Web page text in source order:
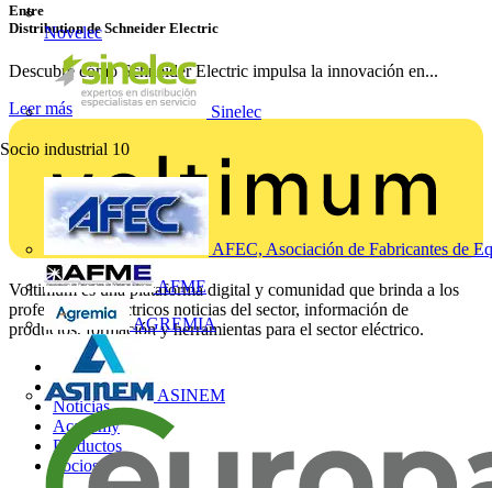
Novelec
Sinelec
Socio industrial 10
AFEC, Asociación de Fabricantes de
AFME
AGREMIA
ASINEM
Entrevista con Luis Catalán, Business Development Director Home &
Distribution de Schneider Electric
Descubre cómo Schneider Electric impulsa la innovación en...
Leer más
Voltimum es una plataforma digital y comunidad que brinda a los
profesionales eléctricos noticias del sector, información de
productos, formación y herramientas para el sector eléctrico.
Mapa del sitio
Inicio
Noticias
Academy
Productos
Socios